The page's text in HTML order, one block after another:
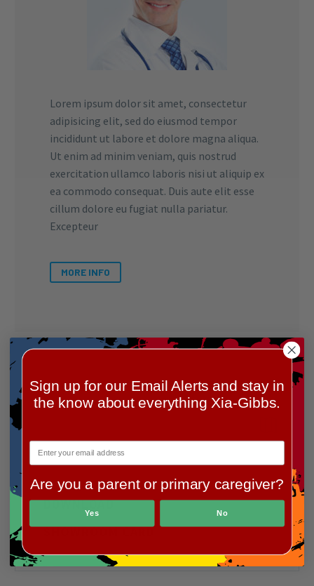
Lorem ipsum dolor sit amet, consectetur
adipisicing elit, sed do eiusmod tempor
incididunt ut labore et dolore magna aliqua.
Ut enim ad minim veniam, quis nostrud
exercitation ullamco laboris nisi ut aliquip ex
ea commodo consequat. Duis aute elit esse
cillum dolore eu fugiat nulla pariatur.
Excepteur
MORE INFO
DOWNLOAD
SHOWROOM CARD
Sign up for our Email Alerts and stay in
the know about everything Xia-Gibbs.
Are you a parent or primary caregiver?
Yes No